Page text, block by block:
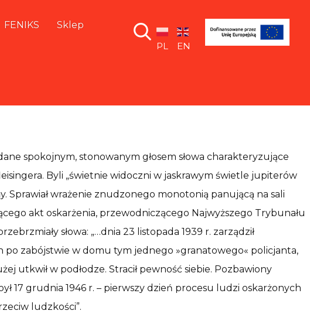
FENIKS
Sklep
PL
EN
spokojnym, stonowanym głosem słowa charakteryzujące
Byli „świetnie widoczni w jaskrawym świetle jupiterów
Sprawiał wrażenie znudzonego monotonią panującą na sali
akt oskarżenia, przewodniczącego Najwyższego Trybunału
słowa: „…dnia 23 listopada 1939 r. zarządził
zabójstwie w domu tym jednego »granatowego« policjanta,
utkwił w podłodze. Stracił pewność siebie. Pozbawiony
17 grudnia 1946 r. – pierwszy dzień procesu ludzi oskarżonych
ludzkości”.